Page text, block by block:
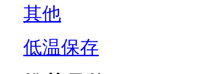
其他
低温保存